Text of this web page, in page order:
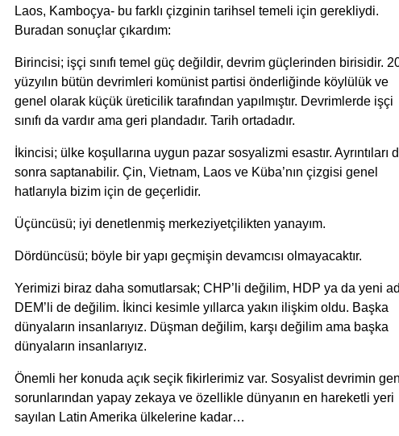
Laos, Kamboçya- bu farklı çizginin tarihsel temeli için gerekliydi.
Buradan sonuçlar çıkardım:
Birincisi; işçi sınıfı temel güç değildir, devrim güçlerinden birisidir.
yüzyılın bütün devrimleri komünist partisi önderliğinde köylülük ve
genel olarak küçük üreticilik tarafından yapılmıştır. Devrimlerde işçi
sınıfı da vardır ama geri plandadır. Tarih ortadadır.
İkincisi; ülke koşullarına uygun pazar sosyalizmi esastır. Ayrıntıları
sonra saptanabilir. Çin, Vietnam, Laos ve Küba’nın çizgisi genel
hatlarıyla bizim için de geçerlidir.
Üçüncüsü; iyi denetlenmiş merkeziyetçilikten yanayım.
Dördüncüsü; böyle bir yapı geçmişin devamcısı olmayacaktır.
Yerimizi biraz daha somutlarsak; CHP’li değilim, HDP ya da yeni
DEM’li de değilim. İkinci kesimle yıllarca yakın ilişkim oldu. Başka
dünyaların insanlarıyız. Düşman değilim, karşı değilim ama başka
dünyaların insanlarıyız.
Önemli her konuda açık seçik fikirlerimiz var. Sosyalist devrimin
sorunlarından yapay zekaya ve özellikle dünyanın en hareketli yeri
sayılan Latin Amerika ülkelerine kadar…